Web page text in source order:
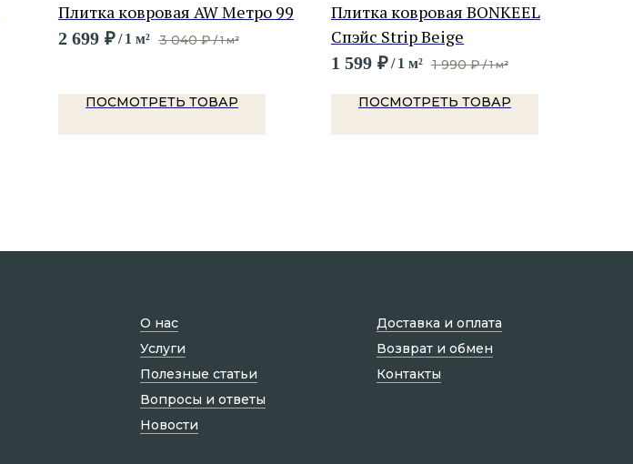
Плитка ковровая AW Метро 99
2 699 ₽/ 1 м² 3 040 ₽ / 1 м²
ПОСМОТРЕТЬ ТОВАР
Плитка ковровая BONKEEL
Спэйс Strip Beige
1 599 ₽/ 1 м² 1 990 ₽ / 1 м²
ПОСМОТРЕТЬ ТОВАР
О нас
Услуги
Полезные статьи
Вопросы и ответы
Новости
Доставка и оплата
Возврат и обмен
Контакты